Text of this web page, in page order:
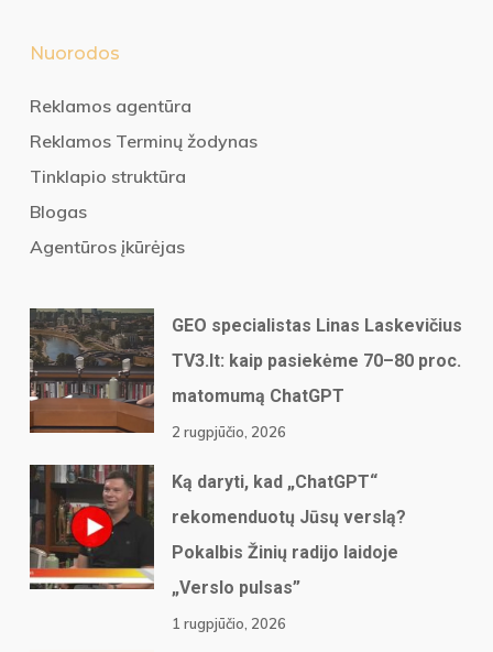
Nuorodos
Reklamos agentūra
Reklamos Terminų žodynas
Tinklapio struktūra
Blogas
Agentūros įkūrėjas
GEO specialistas Linas Laskevičius
TV3.lt: kaip pasiekėme 70–80 proc.
matomumą ChatGPT
2 rugpjūčio, 2026
Ką daryti, kad „ChatGPT“
rekomenduotų Jūsų verslą?
Pokalbis Žinių radijo laidoje
„Verslo pulsas”
1 rugpjūčio, 2026